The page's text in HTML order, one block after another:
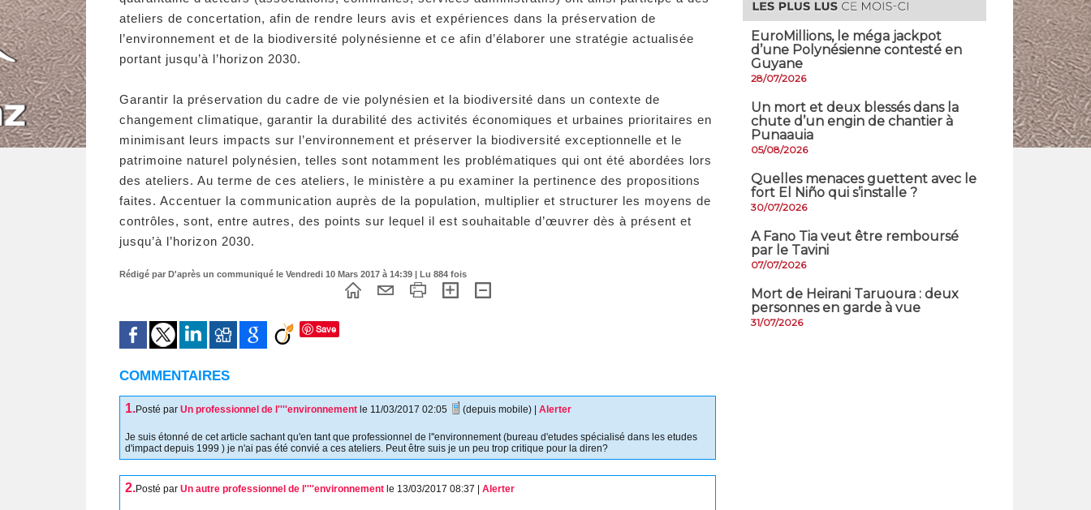
ateliers de concertation, afin de rendre leurs avis et expériences dans la préservation de
l’environnement et de la biodiversité polynésienne et ce afin d’élaborer une stratégie actualisée
portant jusqu’à l’horizon 2030.
Garantir la préservation du cadre de vie polynésien et la biodiversité dans un contexte de
changement climatique, garantir la durabilité des activités économiques et urbaines prioritaires en
minimisant leurs impacts sur l’environnement et préserver la biodiversité exceptionnelle et le
patrimoine naturel polynésien, telles sont notamment les problématiques qui ont été abordées lors
des ateliers. Au terme de ces ateliers, le ministère a pu examiner la pertinence des propositions
faites. Accentuer la communication auprès de la population, multiplier et structurer les moyens de
contrôles, sont, entre autres, des points sur lequel il est souhaitable d’œuvrer dès à présent et
jusqu’à l’horizon 2030.
Rédigé par D'après un communiqué le Vendredi 10 Mars 2017 à 14:39 | Lu 884 fois
Save
COMMENTAIRES
1.Posté par Un professionnel de l''''environnement le 11/03/2017 02:05 (depuis mobile)| Alerter
Je suis étonné de cet article sachant qu'en tant que professionnel de l''environnement (bureau d'etudes spécialisé dans les etudes
d'impact depuis 1999 ) je n'ai pas été convié a ces ateliers. Peut être suis je un peu trop critique pour la diren?
2.Posté par Un autre professionnel de l''''environnement le 13/03/2017 08:37 Alerter
EuroMillions, ​le méga jackpot
d’une Polynésienne contesté en
Guyane
28/07/2026
​Un mort et deux blessés dans la
chute d’un engin de chantier à
Punaauia
05/08/2026
Quelles menaces guettent avec le
fort El Niño qui s’installe ?
30/07/2026
A Fano Tia veut être remboursé
par le Tavini
07/07/2026
Mort de Heirani Taruoura : deux
personnes en garde à vue
31/07/2026